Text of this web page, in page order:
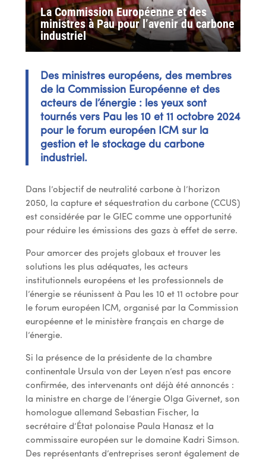
La Commission Européenne et des
ministres à Pau pour l’avenir du carbone
industriel
Des ministres européens, des membres
de la Commission Européenne et des
acteurs de l’énergie : les yeux sont
tournés vers Pau les 10 et 11 octobre 2024
pour le forum européen ICM sur la
gestion et le stockage du carbone
industriel.
Dans l’objectif de neutralité carbone à l’horizon
2050, la capture et séquestration du carbone (CCUS)
est considérée par le GIEC comme une opportunité
pour réduire les émissions des gazs à effet de serre.
Pour amorcer des projets globaux et trouver les
solutions les plus adéquates, les acteurs
institutionnels européens et les professionnels de
l’énergie se réunissent à Pau les 10 et 11 octobre pour
le forum européen ICM, organisé par la Commission
européenne et le ministère français en charge de
l’énergie.
Si la présence de la présidente de la chambre
continentale Ursula von der Leyen n’est pas encore
confirmée, des intervenants ont déjà été annoncés :
la ministre en charge de l’énergie Olga Givernet, son
homologue allemand Sebastian Fischer, la
secrétaire d’État polonaise Paula Hanasz et la
commissaire européen sur le domaine Kadri Simson.
Des représentants d’entreprises seront également de